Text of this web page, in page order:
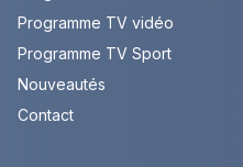
Programme TV vidéo
Programme TV Sport
Nouveautés
Contact